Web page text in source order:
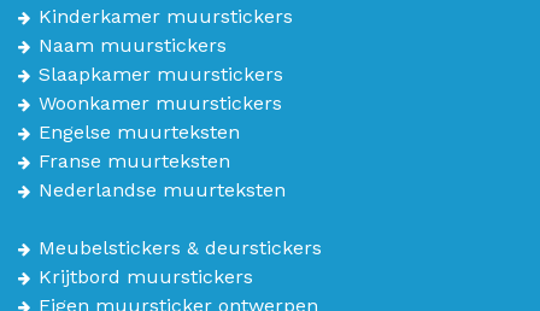
Kinderkamer muurstickers
Naam muurstickers
Slaapkamer muurstickers
Woonkamer muurstickers
Engelse muurteksten
Franse muurteksten
Nederlandse muurteksten
Meubelstickers & deurstickers
Krijtbord muurstickers
Eigen muursticker ontwerpen